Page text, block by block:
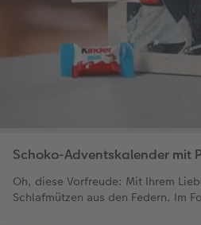
Schoko-Adventskalender mit
Oh, diese Vorfreude: Mit Ihrem
Schlafmützen aus den Federn. Im